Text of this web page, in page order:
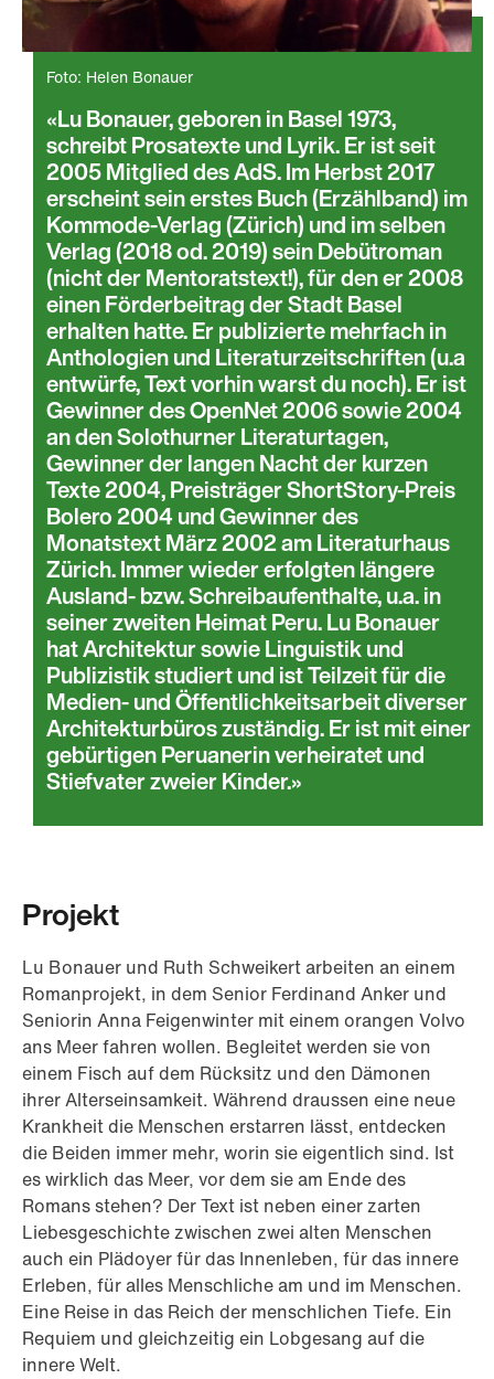
Foto: Helen Bonauer
Lu Bonauer, geboren in Basel 1973,
schreibt Prosatexte und Lyrik. Er ist seit
2005 Mitglied des AdS. Im Herbst 2017
erscheint sein erstes Buch (Erzählband) im
Kommode-Verlag (Zürich) und im selben
Verlag (2018 od. 2019) sein Debütroman
(nicht der Mentoratstext!), für den er 2008
einen Förderbeitrag der Stadt Basel
erhalten hatte. Er publizierte mehrfach in
Anthologien und Literaturzeitschriften (u.a
entwürfe, Text vorhin warst du noch). Er ist
Gewinner des OpenNet 2006 sowie 2004
an den Solothurner Literaturtagen,
Gewinner der langen Nacht der kurzen
Texte 2004, Preisträger ShortStory-Preis
Bolero 2004 und Gewinner des
Monatstext März 2002 am Literaturhaus
Zürich. Immer wieder erfolgten längere
Ausland- bzw. Schreibaufenthalte, u.a. in
seiner zweiten Heimat Peru. Lu Bonauer
hat Architektur sowie Linguistik und
Publizistik studiert und ist Teilzeit für die
Medien- und Öffentlichkeitsarbeit diverser
Architekturbüros zuständig. Er ist mit einer
gebürtigen Peruanerin verheiratet und
Stiefvater zweier Kinder.
Projekt
Lu Bonauer und Ruth Schweikert arbeiten an einem
Romanprojekt, in dem Senior Ferdinand Anker und
Seniorin Anna Feigenwinter mit einem orangen Volvo
ans Meer fahren wollen. Begleitet werden sie von
einem Fisch auf dem Rücksitz und den Dämonen
ihrer Alterseinsamkeit. Während draussen eine neue
Krankheit die Menschen erstarren lässt, entdecken
die Beiden immer mehr, worin sie eigentlich sind. Ist
es wirklich das Meer, vor dem sie am Ende des
Romans stehen? Der Text ist neben einer zarten
Liebesgeschichte zwischen zwei alten Menschen
auch ein Plädoyer für das Innenleben, für das innere
Erleben, für alles Menschliche am und im Menschen.
Eine Reise in das Reich der menschlichen Tiefe. Ein
Requiem und gleichzeitig ein Lobgesang auf die
innere Welt.